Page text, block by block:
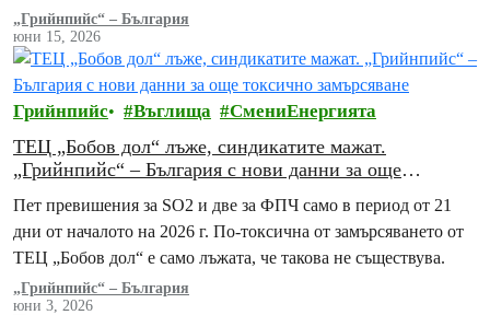
синдикати на България (КНСБ) и на Конфедерацията…
„Грийнпийс“ – България
юни 15, 2026
Грийнпийс Въглища СмениЕнергията
ТЕЦ „Бобов дол“ лъже, синдикатите мажат.
„Грийнпийс“ – България с нови данни за още
Пет превишения за SO2 и две за ФПЧ само в период от 21
дни от началото на 2026 г. По-токсична от замърсяването от
ТЕЦ „Бобов дол“ е само лъжата, че такова не съществува.
„Грийнпийс“ – България
юни 3, 2026